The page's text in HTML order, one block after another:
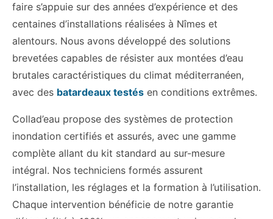
faire s’appuie sur des années d’expérience et des
centaines d’installations réalisées à Nîmes et
alentours. Nous avons développé des solutions
brevetées capables de résister aux montées d’eau
brutales caractéristiques du climat méditerranéen,
avec des batardeaux testés en conditions extrêmes.
Collad’eau propose des systèmes de protection
inondation certifiés et assurés, avec une gamme
complète allant du kit standard au sur-mesure
intégral. Nos techniciens formés assurent
l’installation, les réglages et la formation à l’utilisation.
Chaque intervention bénéficie de notre garantie